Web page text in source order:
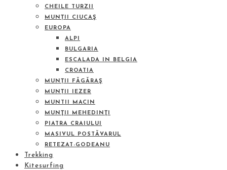
CHEILE TURZII
MUNȚII CIUCAŞ
EUROPA
ALPI
BULGARIA
ESCALADA IN BELGIA
CROATIA
MUNȚII FĂGĂRAŞ
MUNȚII IEZER
MUNTII MACIN
MUNŢII MEHEDINŢI
PIATRA CRAIULUI
MASIVUL POSTĂVARUL
RETEZAT-GODEANU
Trekking
Kitesurfing